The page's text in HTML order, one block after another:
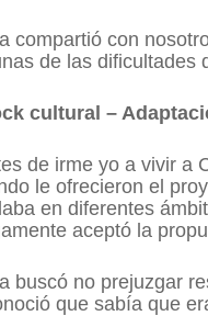
compartió con
de las dificultades
cultural –
de irme yo a vivir a
le ofrecieron el
en diferentes
aceptó la
buscó no prejuzgar
que sabía que